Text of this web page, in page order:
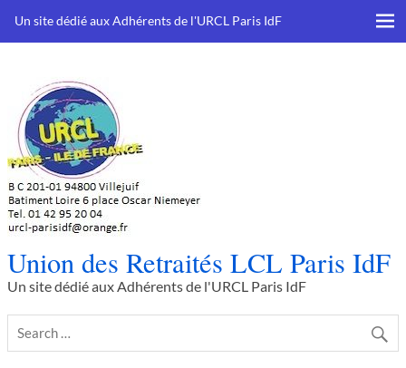
Un site dédié aux Adhérents de l'URCL Paris IdF
Union des Retraités LCL Paris IdF
Un site dédié aux Adhérents de l'URCL Paris IdF